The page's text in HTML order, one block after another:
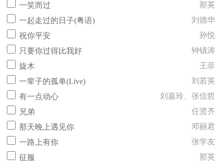
一笑而过
那英
一起走过的日子(粤语)
刘德华
祝你平安
孙悦
只要你过得比我好
钟镇涛
旋木
王菲
一辈子的孤单(Live)
刘若英
有一点动心
刘嘉玲、张信哲
兄弟
任贤齐
那天晚上遇见你
邓丽君
一路上有你
张学友
征服
那英